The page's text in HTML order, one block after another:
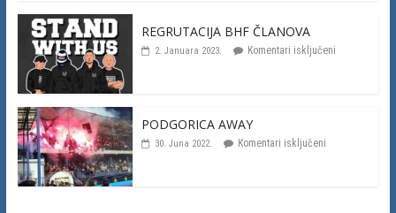
REGRUTACIJA BHF ČLANOVA
2. Januara 2023. Komentari isključeni
PODGORICA AWAY
30. Juna 2022. Komentari isključeni